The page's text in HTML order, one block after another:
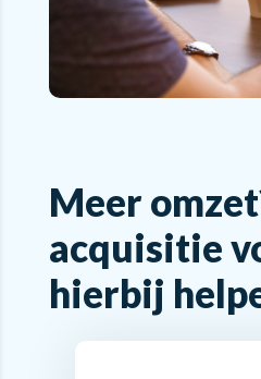
Meer
acquisitie
hierbij